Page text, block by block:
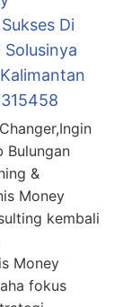
Di
Solusinya
Bulungan
&
Money
kembali
Money
fokus